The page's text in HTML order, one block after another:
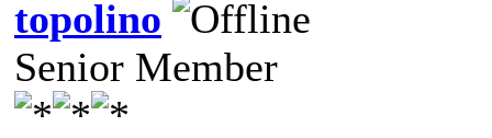
topolino
Senior Member